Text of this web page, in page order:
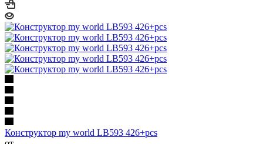
Конструктор my world LB593 426+pcs